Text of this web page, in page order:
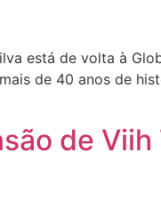
está de volta à
de 40 anos de
de